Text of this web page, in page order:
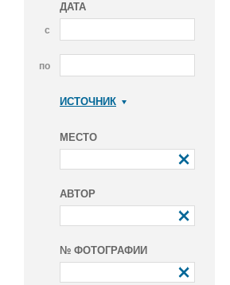
ДАТА
с
по
ИСТОЧНИК
МЕСТО
АВТОР
№ ФОТОГРАФИИ